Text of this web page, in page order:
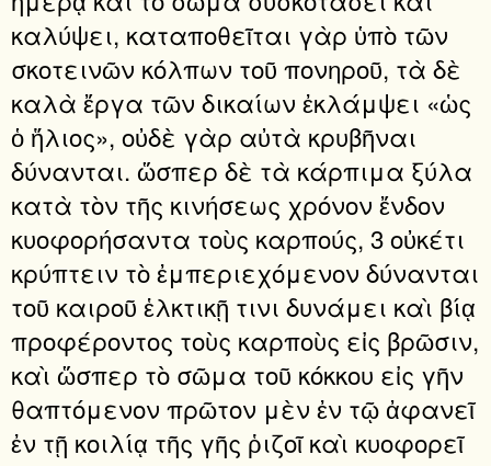
καλύψει, καταποθεῖται γὰρ ὑπὸ τῶν
σκοτεινῶν κόλπων τοῦ πονηροῦ, τὰ δὲ
καλὰ ἔργα τῶν δικαίων ἐκλάμψει «ὡς
ὁ ἥλιος», οὐδὲ γὰρ αὐτὰ κρυβῆναι
δύνανται. ὥσπερ δὲ τὰ κάρπιμα ξύλα
κατὰ τὸν τῆς κινήσεως χρόνον ἔνδον
κυοφορήσαντα τοὺς καρπούς, 3 οὐκέτι
κρύπτειν τὸ ἐμπεριεχόμενον δύνανται
τοῦ καιροῦ ἑλκτικῇ τινι δυνάμει καὶ βίᾳ
προφέροντος τοὺς καρποὺς εἰς βρῶσιν,
καὶ ὥσπερ τὸ σῶμα τοῦ κόκκου εἰς γῆν
θαπτόμενον πρῶτον μὲν ἐν τῷ ἀφανεῖ
ἐν τῇ κοιλίᾳ τῆς γῆς ῥιζοῖ καὶ κυοφορεῖ